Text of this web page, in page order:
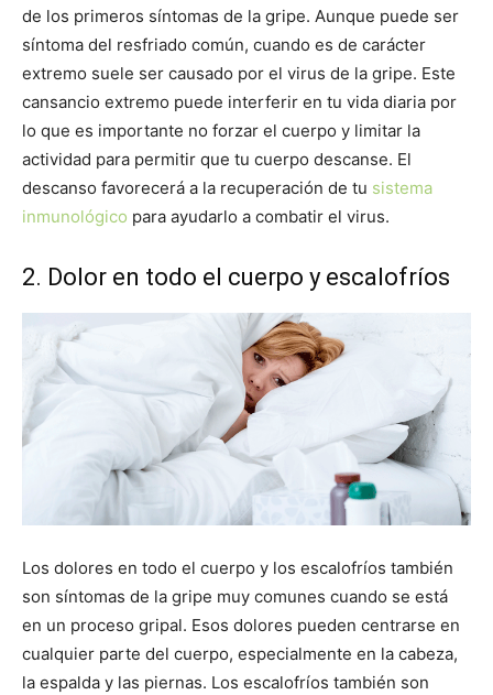
de los primeros síntomas de la gripe. Aunque puede ser
síntoma del resfriado común, cuando es de carácter
extremo suele ser causado por el virus de la gripe. Este
cansancio extremo puede interferir en tu vida diaria por
lo que es importante no forzar el cuerpo y limitar la
actividad para permitir que tu cuerpo descanse. El
descanso favorecerá a la recuperación de tu sistema
inmunológico para ayudarlo a combatir el virus.
2. Dolor en todo el cuerpo y escalofríos
Los dolores en todo el cuerpo y los escalofríos también
son síntomas de la gripe muy comunes cuando se está
en un proceso gripal. Esos dolores pueden centrarse en
cualquier parte del cuerpo, especialmente en la cabeza,
la espalda y las piernas. Los escalofríos también son